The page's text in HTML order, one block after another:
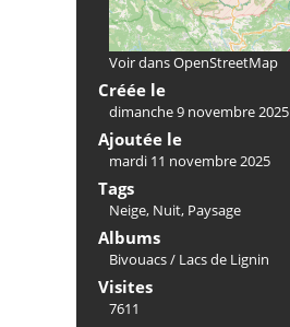
Voir dans OpenStreetMap
Créée le
dimanche 9 novembre 2025
Ajoutée le
mardi 11 novembre 2025
Tags
Neige, Nuit, Paysage
Albums
Bivouacs/ Lacs de Lignin
Visites
7611